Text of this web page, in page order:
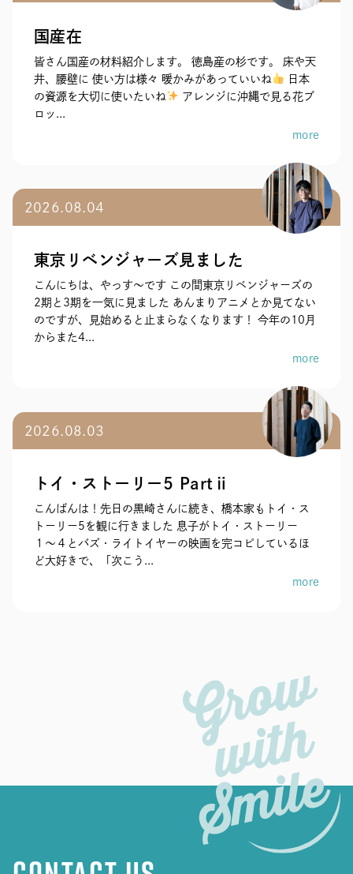
国産在
皆さん国産の材料紹介します。 徳島産の杉です。 床や天
井、腰壁に 使い方は様々 暖かみがあっていいね
日本
の資源を大切に使いたいね
アレンジに沖縄で見る花ブ
ロッ...
more
2026.08.04
東京リベンジャーズ見ました
こんにちは、やっす〜です この間東京リベンジャーズの
2期と3期を一気に見ました あんまりアニメとか見てない
のですが、見始めると止まらなくなります！ 今年の10月
からまた4...
more
2026.08.03
トイ・ストーリー5 Partⅱ
こんばんは！先日の黒崎さんに続き、橋本家もトイ・ス
トーリー5を観に行きました 息子がトイ・ストーリー
１〜４とバズ・ライトイヤーの映画を完コピしているほ
ど大好きで、「次こう...
more